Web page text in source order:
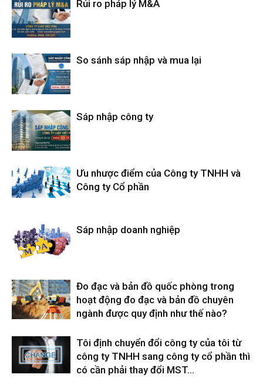
Rủi ro pháp lý M&A
So sánh sáp nhập và mua lại
Sáp nhập công ty
Ưu nhược điểm của Công ty TNHH và
Công ty Cổ phần
Sáp nhập doanh nghiệp
Đo đạc và bản đồ quốc phòng trong
hoạt động đo đạc và bản đồ chuyên
ngành được quy định như thế nào?
Tôi định chuyển đổi công ty của tôi từ
công ty TNHH sang công ty cổ phần thì
có cần phải thay đổi MST...